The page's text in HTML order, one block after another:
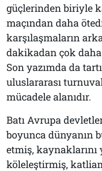
güçlerinden biriyle
maçından daha
karşılaşmaların
dakikadan çok
Son yazımda da
uluslararası
mücadele alanıdır.
Batı Avrupa
boyunca dünyanın
etmiş, kaynaklarını
köleleştirmiş,